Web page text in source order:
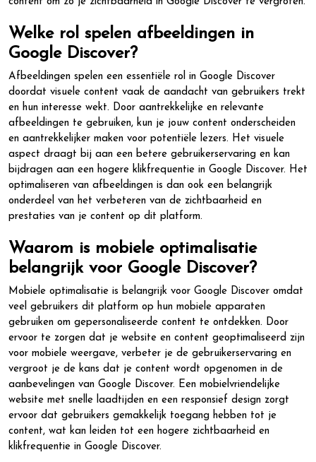
Welke rol spelen afbeeldingen in
Google Discover?
Afbeeldingen spelen een essentiële rol in Google Discover
doordat visuele content vaak de aandacht van gebruikers trekt
en hun interesse wekt. Door aantrekkelijke en relevante
afbeeldingen te gebruiken, kun je jouw content onderscheiden
en aantrekkelijker maken voor potentiële lezers. Het visuele
aspect draagt bij aan een betere gebruikerservaring en kan
bijdragen aan een hogere klikfrequentie in Google Discover. Het
optimaliseren van afbeeldingen is dan ook een belangrijk
onderdeel van het verbeteren van de zichtbaarheid en
prestaties van je content op dit platform.
Waarom is mobiele optimalisatie
belangrijk voor Google Discover?
Mobiele optimalisatie is belangrijk voor Google Discover omdat
veel gebruikers dit platform op hun mobiele apparaten
gebruiken om gepersonaliseerde content te ontdekken. Door
ervoor te zorgen dat je website en content geoptimaliseerd zijn
voor mobiele weergave, verbeter je de gebruikerservaring en
vergroot je de kans dat je content wordt opgenomen in de
aanbevelingen van Google Discover. Een mobielvriendelijke
website met snelle laadtijden en een responsief design zorgt
ervoor dat gebruikers gemakkelijk toegang hebben tot je
content, wat kan leiden tot een hogere zichtbaarheid en
klikfrequentie in Google Discover.